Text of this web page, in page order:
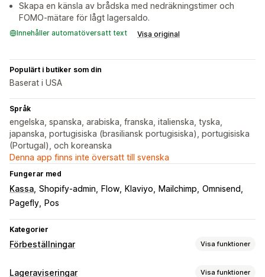
Skapa en känsla av brådska med nedräkningstimer och
FOMO-mätare för lågt lagersaldo.
Innehåller automatöversatt text Visa original
Populärt i butiker som din
Baserat i USA
Språk
engelska, spanska, arabiska, franska, italienska, tyska,
japanska, portugisiska (brasiliansk portugisiska), portugisiska
(Portugal), och koreanska
Denna app finns inte översatt till svenska
Fungerar med
Kassa Shopify-admin Flow Klaviyo Mailchimp Omnisend
Pagefly
Pos
Kategorier
Förbeställningar Visa funktioner
Ordertyp
Lageraviseringar Visa funktioner